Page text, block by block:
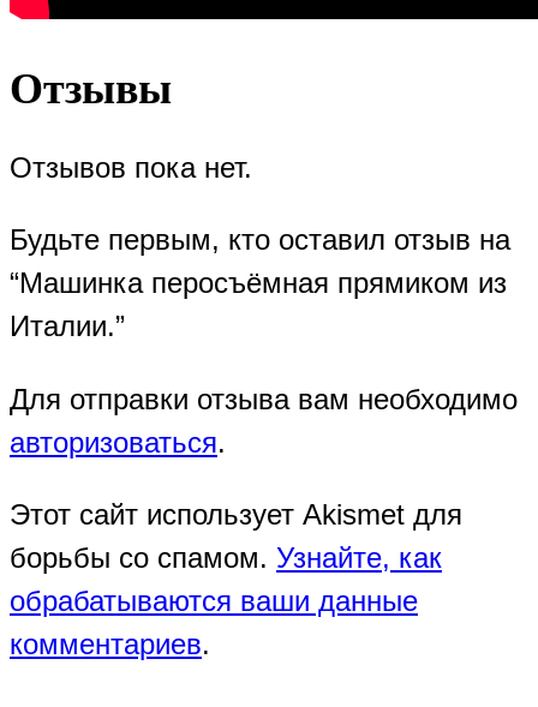
Отзывы
Отзывов пока нет.
Будьте первым, кто оставил отзыв на
“Машинка перосъёмная прямиком из
Италии.”
Для отправки отзыва вам необходимо
авторизоваться.
Этот сайт использует Akismet для
борьбы со спамом. Узнайте, как
обрабатываются ваши данные
комментариев.